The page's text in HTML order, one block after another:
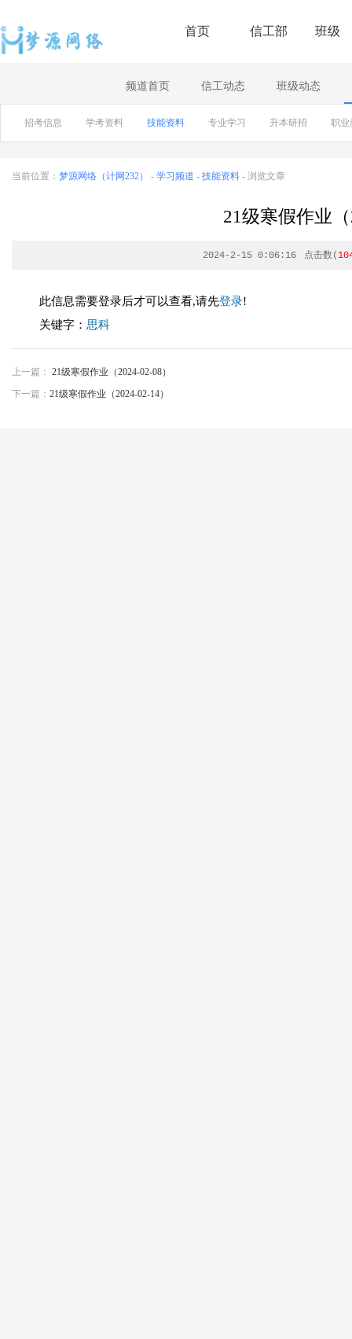
首页 信工部 班级
频道首页 信工动态 班级动态
招考信息 学考资料 技能资料 专业学习 升本研招 职业
当前位置： 梦源网络（计网232） - 学习频道 - 技能资料 - 浏览文章
21级寒假作业
2024-2-15 0:06:16 点击数(
此信息需要登录后才可以查看,请先登录!
关键字： 思科
上一篇： 21级寒假作业（2024-02-08）
下一篇： 21级寒假作业（2024-02-14）